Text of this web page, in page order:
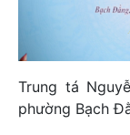
Trung tá
phường Bạch